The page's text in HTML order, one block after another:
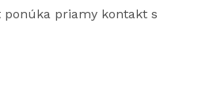
ponúka priamy kontakt s